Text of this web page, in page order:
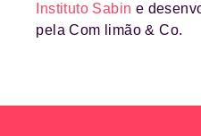
Instituto Sabin e
pela Com limão & Co.